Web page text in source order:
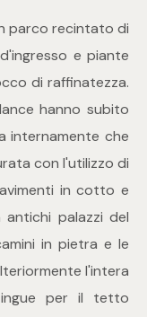
parco recintato di
e piante
di raffinatezza.
hanno subito
internamente che
con l'utilizzo di
in cotto e
palazzi del
in pietra e le
l'intera
per il tetto